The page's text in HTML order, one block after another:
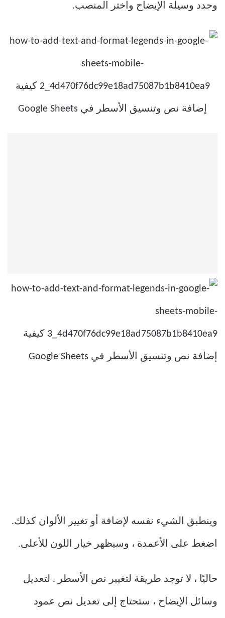
وحدد وسيلة الإيضاح واختر المنصب.
وينطبق الشيء نفسه لإضافة أو تغيير الألوان كذلك.
اضغط على الأعمدة ، وسيظهر خيار اللون للأعلى.
حاليًا ، لا توجد طريقة لتغيير نص الأسطر . لتعديل
وسائل الإيضاح ، ستحتاج إلى تعديل نص عمود